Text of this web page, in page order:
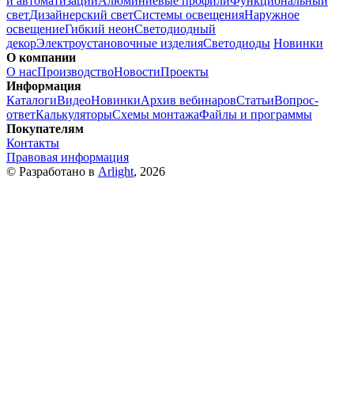
светДизайнерский светСистемы освещенияНаружное
освещениеГибкий неонСветодиодный
декорЭлектроустановочные изделияСветодиоды Новинки
О компании
О насПроизводствоНовостиПроекты
Информация
КаталогиВидеоНовинкиАрхив вебинаровСтатьиВопрос-
ответКалькуляторыСхемы монтажаФайлы и программы
Покупателям
Контакты
Правовая информация
© Разработано в Arlight, 2026